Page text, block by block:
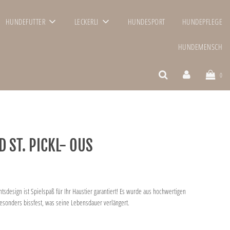
HUNDEFUTTER LECKERLI HUNDESPORT HUNDEPFLEGE
HUNDEMENSCH
0
ST. PICKL- OUS
ist Spielspaß für Ihr Haustier garantiert! Es wurde aus hochwertigen
bissfest, was seine Lebensdauer verlängert.